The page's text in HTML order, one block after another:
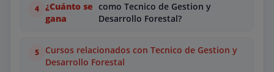
¿Cuánto se
gana
como Tecnico de Gestion y
Desarrollo Forestal?
Cursos relacionados con Tecnico de Gestion y
Desarrollo Forestal